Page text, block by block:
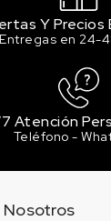
Y Precios
Entregas en 24-
Atención
Teléfono -